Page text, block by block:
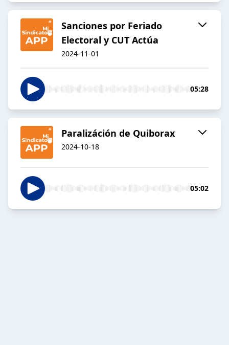
Sanciones por Feriado
Electoral y CUT Actúa
2024-11-01
05:28
Paralizáción de Quiborax
2024-10-18
05:02